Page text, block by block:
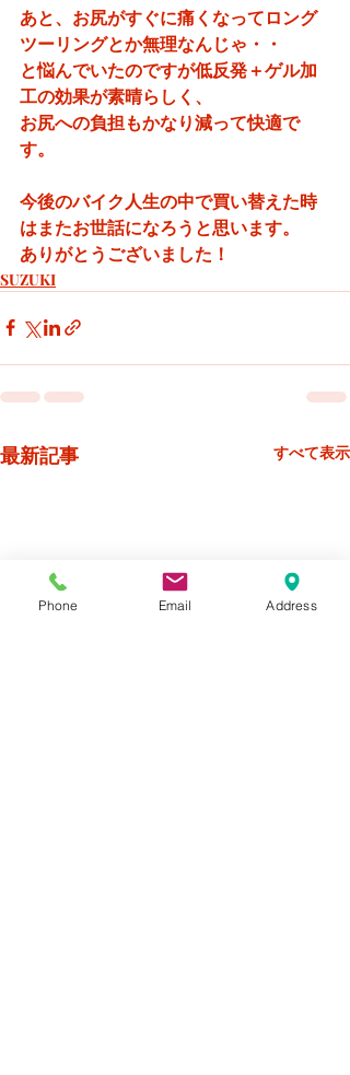
あと、お尻がすぐに痛くなってロング
ツーリングとか無理なんじゃ・・
と悩んでいたのですが低反発＋ゲル加
工の効果が素晴らしく、
お尻への負担もかなり減って快適で
す。
今後のバイク人生の中で​買い替えた時
はまたお世話になろうと思います。
ありがとうございました！
SUZUKI
最新記事 すべて表示
Phone Email Address